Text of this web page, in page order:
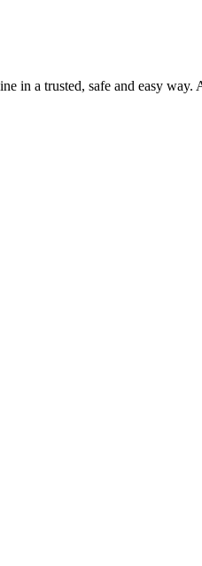
in a trusted, safe and easy